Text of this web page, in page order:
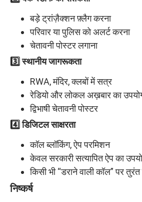
बड़े ट्रांज़ैक्शन फ़्लैग करना
परिवार या पुलिस को अलर्ट करना
चेतावनी पोस्टर लगाना
3️⃣ स्थानीय जागरूकता
RWA, मंदिर, क्लबों में सत्र
रेडियो और लोकल अख़बार का
द्विभाषी चेतावनी पोस्टर
4️⃣ डिजिटल साक्षरता
कॉल ब्लॉकिंग, ऐप परमिशन
केवल सरकारी सत्यापित ऐप का
किसी भी “डराने वाली कॉल” पर तुरंत
निष्कर्ष